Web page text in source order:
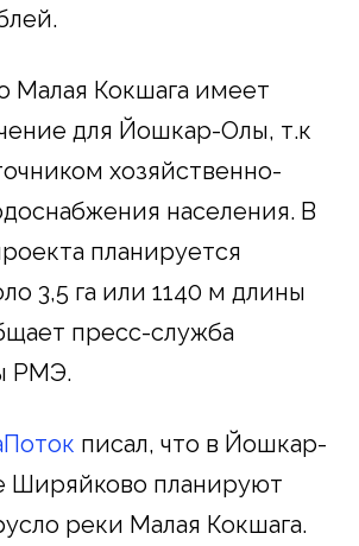
Малая Кокшага имеет
для Йошкар-Олы, т.к
хозяйственно-
населения. В
планируется
3,5 га или 1140 м длины
пресс-служба
РМЭ.
писал, что в Йошкар-
Ширяйково планируют
реки Малая Кокшага.